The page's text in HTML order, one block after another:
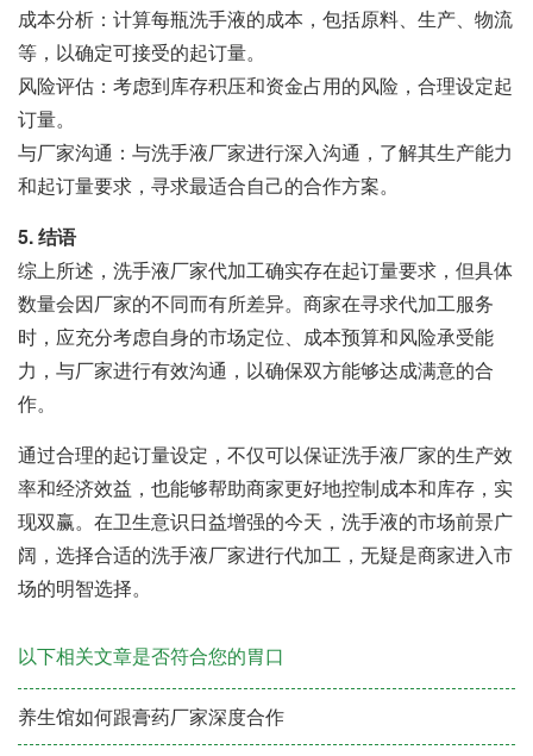
成本分析：计算每瓶洗手液的成本，包括原料、生产、物流
等，以确定可接受的起订量。
风险评估：考虑到库存积压和资金占用的风险，合理设定起
订量。
与厂家沟通：与洗手液厂家进行深入沟通，了解其生产能力
和起订量要求，寻求最适合自己的合作方案。
5. 结语
综上所述，洗手液厂家代加工确实存在起订量要求，但具体
数量会因厂家的不同而有所差异。商家在寻求代加工服务
时，应充分考虑自身的市场定位、成本预算和风险承受能
力，与厂家进行有效沟通，以确保双方能够达成满意的合
作。
通过合理的起订量设定，不仅可以保证洗手液厂家的生产效
率和经济效益，也能够帮助商家更好地控制成本和库存，实
现双赢。在卫生意识日益增强的今天，洗手液的市场前景广
阔，选择合适的洗手液厂家进行代加工，无疑是商家进入市
场的明智选择。
以下相关文章是否符合您的胃口
养生馆如何跟膏药厂家深度合作